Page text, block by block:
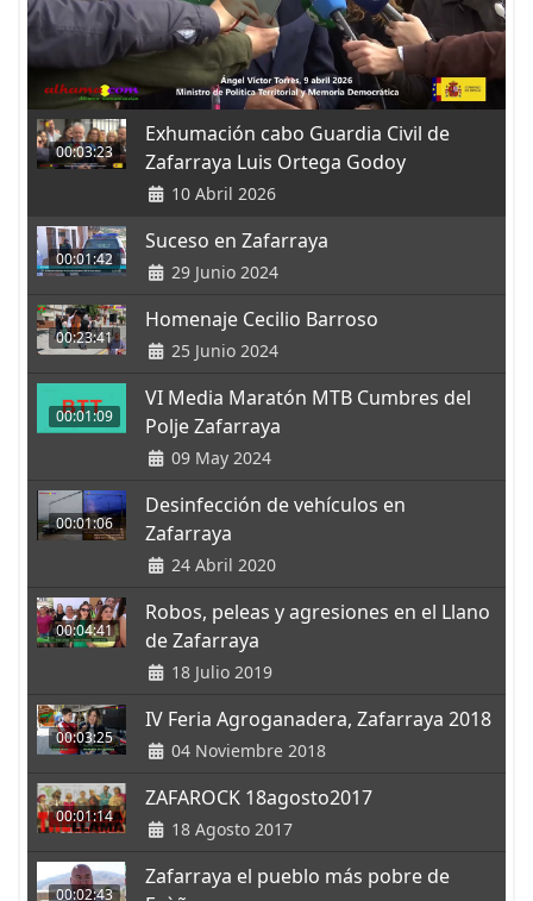
00:03:23
Exhumación cabo Guardia Civil de
Zafarraya Luis Ortega Godoy
10 Abril 2026
00:01:42
Suceso en Zafarraya
29 Junio 2024
00:23:41
Homenaje Cecilio Barroso
25 Junio 2024
00:01:09
VI Media Maratón MTB Cumbres del
Polje Zafarraya
09 May 2024
00:01:06
Desinfección de vehículos en
Zafarraya
24 Abril 2020
00:04:41
Robos, peleas y agresiones en el Llano
de Zafarraya
18 Julio 2019
00:03:25
IV Feria Agroganadera, Zafarraya 2018
04 Noviembre 2018
00:01:14
ZAFAROCK 18agosto2017
18 Agosto 2017
00:02:43
Zafarraya el pueblo más pobre de